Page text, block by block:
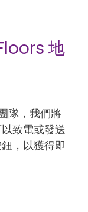
地
隊，我們將
致電或發送
，以獲得即